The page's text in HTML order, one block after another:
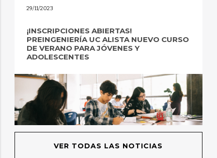
29/11/2023
¡INSCRIPCIONES ABIERTAS!
PREINGENIERÍA UC ALISTA NUEVO CURSO
DE VERANO PARA JÓVENES Y
ADOLESCENTES
VER TODAS LAS NOTICIAS